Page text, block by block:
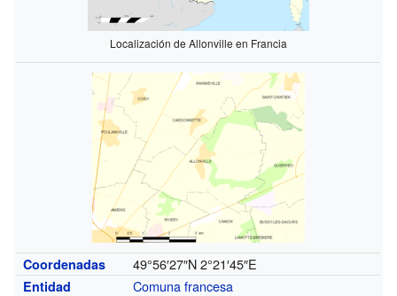
Localización de Allonville en Francia
Coordenadas 49°56′27″N 2°21′45″E
Entidad
Comuna francesa